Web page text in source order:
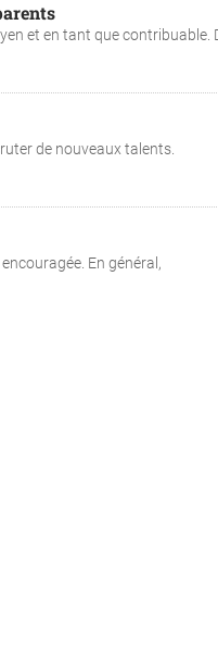
et en tant que contribuable.
de nouveaux talents.
En général,